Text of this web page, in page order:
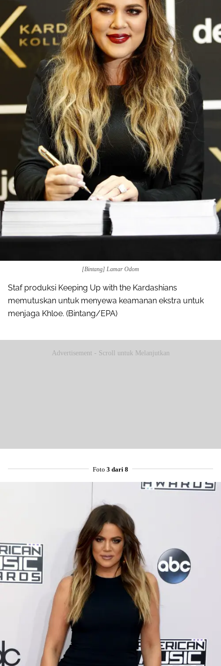
[Bintang] Lamar Odom
Staf produksi Keeping Up with the Kardashians
memutuskan untuk menyewa keamanan ekstra untuk
menjaga Khloe. (Bintang/EPA)
Advertisement - Scroll untuk Melanjutkan
Foto 3 dari 8